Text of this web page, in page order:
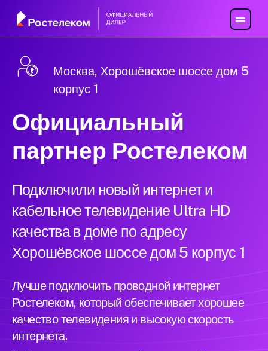
Москва, Хорошёвское шоссе дом 5
корпус 1
Официальный
партнер Ростелеком
Подключили новый интернет и
кабельное телевидение Ultra HD
качества в доме по адресу
Хорошёвское шоссе дом 5 корпус 1
Лучше подключить проводной интернет
Ростелеком, который обеспечивает хорошее
качество телевидения и высокую скорость
интернета.